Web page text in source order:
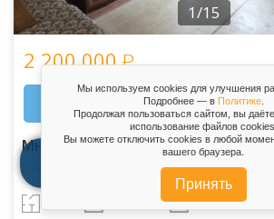
1/15
2 200 000
Связаться с агентом
Многокомнатная и КСП
4/9 эт.
см. на карте
Мы используем cookies для улучшения
Подробнее — в Политике.
Продолжая пользоваться сайтом, вы
использование файлов сookies.
Вы можете отключить сookies в любой
вашего браузера.
Принять